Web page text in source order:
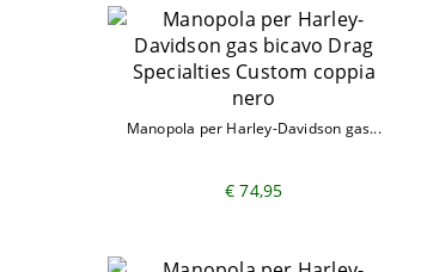
Manopola per Harley-Davidson gas...
€ 74,95